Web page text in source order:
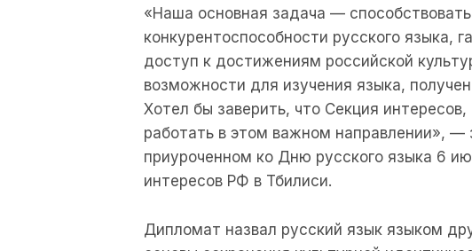
«Наша основная задача —
конкурентоспособности русского языка,
доступ к достижениям российской
возможности для изучения языка,
Хотел бы заверить, что Секция
работать в этом важном направлении», —
приуроченном ко Дню русского языка 6
интересов РФ в Тбилиси.
Дипломат назвал русский язык языком